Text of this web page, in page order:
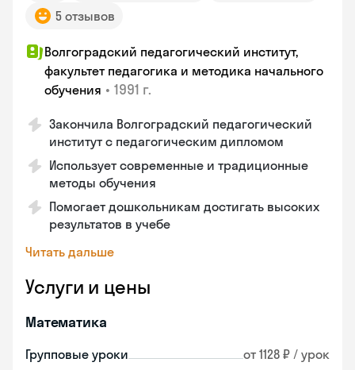
5 отзывов
Волгоградский педагогический институт,
факультет педагогика и методика начального
обучения • 1991 г.
Закончила Волгоградский педагогический
институт с педагогическим дипломом
Использует современные и традиционные
методы обучения
Помогает дошкольникам достигать высоких
результатов в учебе
Читать дальше
Услуги и цены
Математика
Групповые уроки от 1128 ₽ / урок